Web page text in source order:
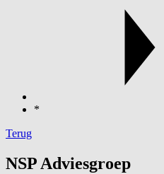
*
Terug
NSP Adviesgroep